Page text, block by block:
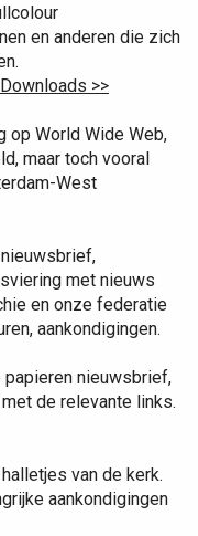
en anderen die zich
>>
op World Wide Web,
maar toch vooral
West
met nieuws
en onze federatie
aankondigingen.
nieuwsbrief,
de relevante links.
van de kerk.
aankondigingen